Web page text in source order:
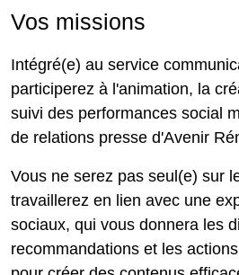
Vos missions
Intégré(e) au service
participerez à l'animation, la
suivi des performances social
de relations presse d'Avenir
Vous ne serez pas seul(e) sur
travaillerez en lien avec une
sociaux, qui vous donnera les
recommandations et les